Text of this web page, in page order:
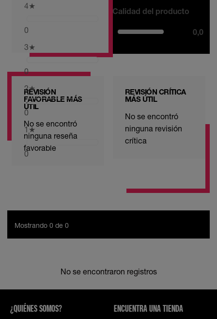
4★
0
3★
0
2★
0
1★
0
Calidad del producto
0,0
REVISIÓN
FAVORABLE MÁS
ÚTIL
No se encontró
ninguna reseña
favorable
REVISIÓN CRÍTICA
MÁS ÚTIL
No se encontró
ninguna revisión
crítica
Mostrando 0 de 0
No se encontraron registros
¿QUIÉNES SOMOS? ENCUENTRA UNA TIENDA